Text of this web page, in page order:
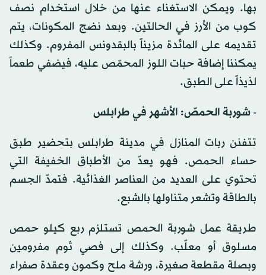
بها. ويمكن الاستغناء عنها من خلال استخدام نصف
كوب من الأرز في الحالتين. وبعد نضج المكونات، يتم
تقديمه على المائدة مزيناً بالبقدونس المفروم. وكذلك
يمكننا إضافة حبات اللوز المحمّص عليه، فيضفي طعماً
لذيذاً على الطبق.
- شوربة الحمصّ: الأشهر في طرابلس
تتفنن ربات المنازل في مدينة طرابلس بتحضير طبق
حساء الحمص. فهو يعدّ من الأطباق الخفيفة التي
تحتوي على العديد من العناصر الغذائية. فتمدّ الجسم
بالطاقة وتشعر متناولها بالشبع.
طريقة عمل شوربة الحمص تستلزم ربع كيلو حمص
مسلوق أو معلّب. وكذلك إلى فصي ثوم مفرومين
وبصلة مقطعة صغيرة، ورشة ملح وكمون وعقدة صفراء